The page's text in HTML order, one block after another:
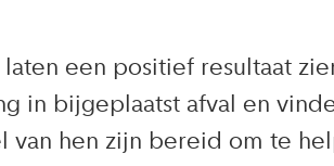
een positief resultaat
in bijgeplaatst afval en
van hen zijn bereid om te